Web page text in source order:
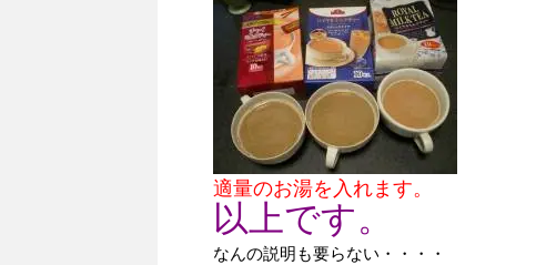
適量のお湯を入れます。
以上です。
なんの説明も要らない・・・・